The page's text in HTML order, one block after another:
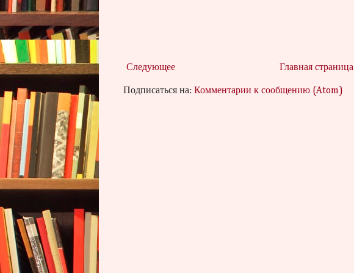
Следующее Главная страница
Подписаться на: Комментарии к сообщению (Atom)